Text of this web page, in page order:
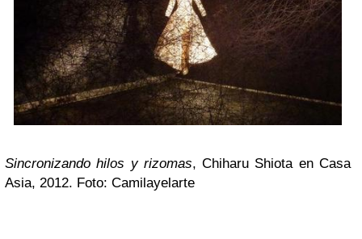
Sincronizando hilos y rizomas, Chiharu Shiota en Casa
Asia, 2012. Foto: Camilayelarte